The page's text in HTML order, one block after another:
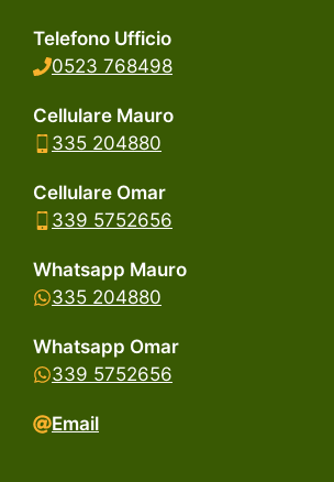
Telefono Ufficio
0523 768498
Cellulare Mauro
335 204880
Cellulare Omar
339 5752656
Whatsapp Mauro
335 204880
Whatsapp Omar
339 5752656
Email